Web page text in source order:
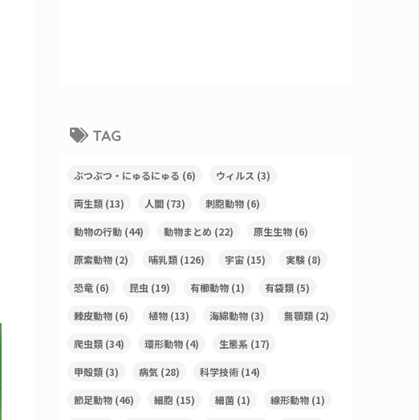
TAG
ぶつぶつ・にゅるにゅる (6) ウィルス (3)
両生類 (13) 人間 (73) 刺胞動物 (6)
動物の行動 (44) 動物まとめ (22) 原生生物 (6)
原索動物 (2) 哺乳類 (126) 宇宙 (15) 実験 (8)
恐竜 (6) 昆虫 (19) 有櫛動物 (1) 有袋類 (5)
棘皮動物 (6) 植物 (13) 海綿動物 (3) 無顎類 (2)
爬虫類 (34) 環形動物 (4) 生態系 (17)
甲殻類 (3) 病気 (28) 科学技術 (14)
節足動物 (46) 細胞 (15) 細菌 (1) 線形動物 (1)